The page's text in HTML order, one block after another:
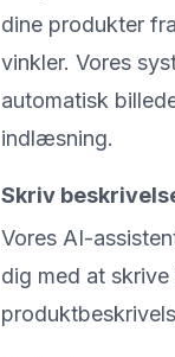
dine produkter
vinkler. Vores
automatisk
indlæsning.
Skriv
Vores AI-
dig med at skrive